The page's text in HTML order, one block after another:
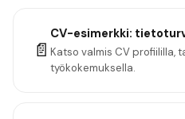
📄
CV-esimerkki:
Katso valmis CV profiililla,
työkokemuksella.